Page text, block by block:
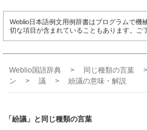
Weblio日本語例文用例辞書はプログラムで機
切な項目が含まれていることもあります。ご
Weblio国語辞典 > 同じ種類の言葉 >
ン
> 議 > 紛議の意味・解説
「紛議」と同じ種類の言葉